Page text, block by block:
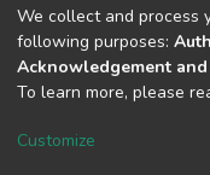
We collect and process
following purposes:
Acknowledgement
To learn more, please
Customize